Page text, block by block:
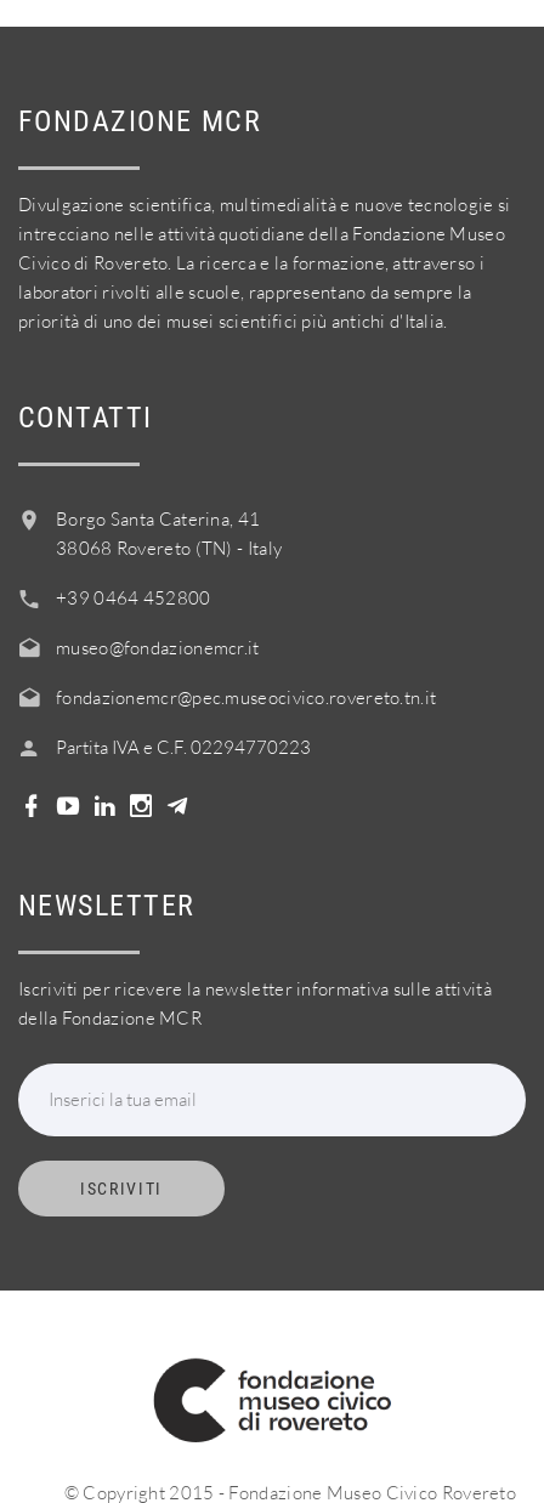
FONDAZIONE MCR
Divulgazione scientifica, multimedialità e nuove tecnologie si
intrecciano nelle attività quotidiane della Fondazione Museo
Civico di Rovereto. La ricerca e la formazione, attraverso i
laboratori rivolti alle scuole, rappresentano da sempre la
priorità di uno dei musei scientifici più antichi d'Italia.
CONTATTI
Borgo Santa Caterina, 41
38068 Rovereto (TN) - Italy
+39 0464 452800
museo@fondazionemcr.it
fondazionemcr@pec.museocivico.rovereto.tn.it
Partita IVA e C.F. 02294770223
NEWSLETTER
Iscriviti per ricevere la newsletter informativa sulle attività
della Fondazione MCR
Inserici la tua email
ISCRIVITI
© Copyright 2015 - Fondazione Museo Civico Rovereto